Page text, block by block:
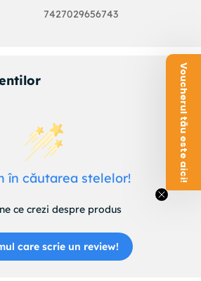
7427029656743
în căutarea stelelor!
ce crezi despre produs
care scrie un review!
Voucherul tău este aici!